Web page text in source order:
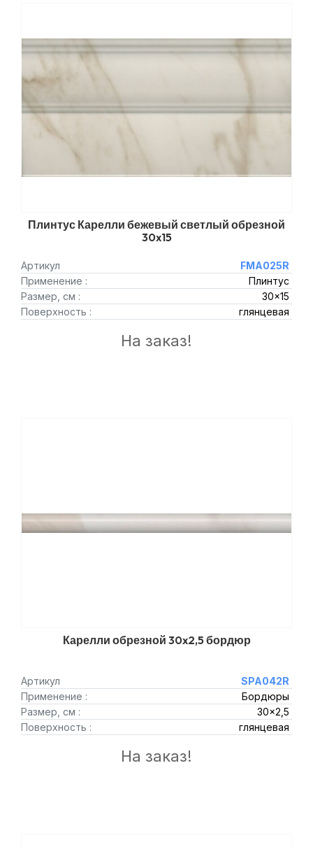
Плинтус Карелли бежевый светлый обрезной
30x15
Артикул
FMA025R
Применение :
Плинтус
Размер, см :
30x15
Поверхность :
глянцевая
На заказ!
Карелли обрезной 30x2,5 бордюр
Артикул
SPA042R
Применение :
Бордюры
Размер, см :
30x2,5
Поверхность :
глянцевая
На заказ!